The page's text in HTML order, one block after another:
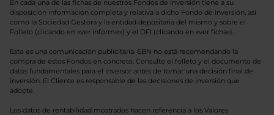
En cada una de las fichas de nuestros Fondos de Inversión tiene a su
disposición información completa y relativa a dicho Fondo de Inversión, así
como la Sociedad Gestora y la entidad depositaria del mismo y sobre el
Folleto (clicando en «ver informe») y el DFI (clicando en «ver ficha»).
Esto es una comunicación publicitaria. EBN no está recomendando la
compra de estos Fondos en concreto. Consulte el folleto y el documento de
datos fundamentales para el inversor antes de tomar una decisión final de
inversión. El Cliente es responsable de las decisiones de inversión que
adopte.
Los datos de rentabilidad mostrados hacen referencia a los Valores